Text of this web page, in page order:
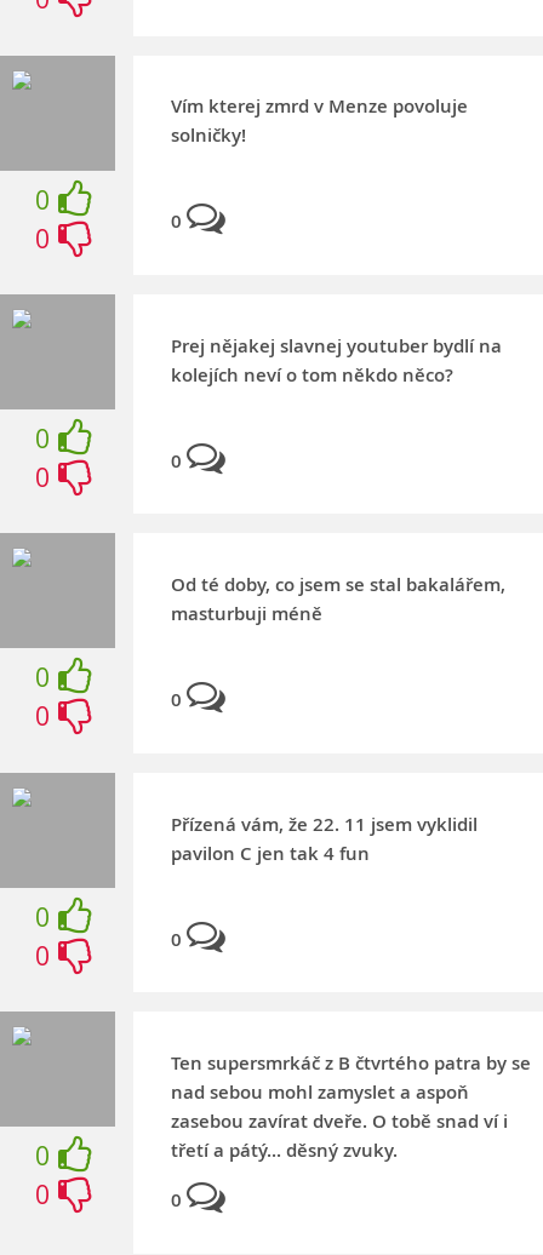
0
0
Vím kterej zmrd v Menze povoluje
solničky!
0
0
0
Prej nějakej slavnej youtuber bydlí na
kolejích neví o tom někdo něco?
0
0
0
Od té doby, co jsem se stal bakalářem,
masturbuji méně
0
0
0
Přízená vám, že 22. 11 jsem vyklidil
pavilon C jen tak 4 fun
0
0
0
Ten supersmrkáč z B čtvrtého patra by se
nad sebou mohl zamyslet a aspoň
zasebou zavírat dveře. O tobě snad ví i
třetí a pátý... děsný zvuky.
0